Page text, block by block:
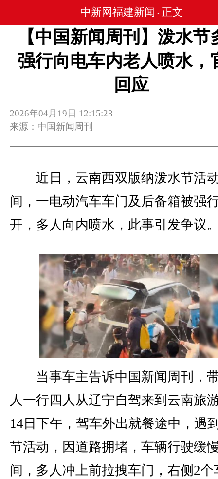
中新网福建新闻 • 正文
【中国新闻周刊】泼水节
强行向电车内老人喷水，
回应
2026年04月19日 12:15:23
来源：中国新闻周刊
近日，云南西双版纳泼水节活
间，一电动汽车车门及后备箱被强
开，多人向内喷水，此事引发争议
当事车主告诉中国新闻周刊，
人一行四人从辽宁自驾来到云南旅
14日下午，驾车外出就餐途中，遇
节活动，因道路拥堵，车辆行驶缓
间，多人冲上前拉拽车门，右侧2个